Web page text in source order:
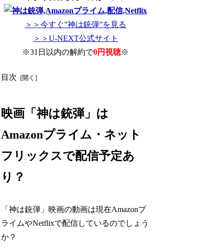
＞＞今すぐ”神は銃弾”を見る
＞＞U-NEXT公式サイト
※31日以内の解約で0円視聴※
目次
映画「神は銃弾」は
Amazonプライム・ネット
フリックスで配信予定あ
り？
「神は銃弾」映画の動画は現在Amazonプ
ライムやNetflixで配信しているのでしょう
か？